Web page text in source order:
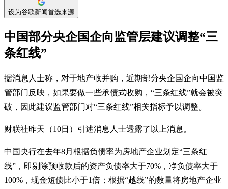
设为谷歌新闻首选来源
中国部分央企国企向监管层建议调整“三
条红线”
据消息人士称，对于地产收并购，近期部分央企国企向中国监
管部门反映，如果要做一些承债式收购，“三条红线”就会被突
破，因此建议监管部门对“三条红线”相关指标予以调整。
财联社昨天（10日）引述消息人士透露了以上消息。
中国央行在去年8月根据负债率为房地产企业划定“三条红
线”，即剔除预收款后的资产负债率大于70%，净负债率大于
100%，现金短债比小于1倍；根据“越线”的数量将房地产企业